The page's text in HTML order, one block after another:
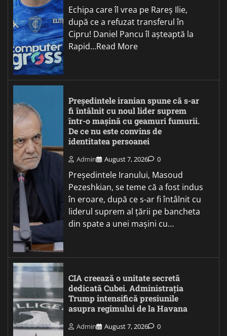
Echipa care îl vrea pe Rareș Ilie,
după ce a refuzat transferul în
Cipru! Daniel Pancu îl așteaptă la
Rapid...Read More
Președintele iranian spune că s-ar
fi întâlnit cu noul lider suprem
într-o mașină cu geamuri fumurii.
De ce nu este convins de
identitatea persoanei
Admin August 7, 2026 0
Președintele Iranului, Masoud
Pezeshkian, se teme că a fost indus
în eroare, după ce s-ar fi întâlnit cu
liderul suprem al țării pe bancheta
din spate a unei mașini cu…
CIA creează o unitate secretă
dedicată Cubei. Administrația
Trump intensifică presiunile
asupra regimului de la Havana
Admin August 7, 2026 0